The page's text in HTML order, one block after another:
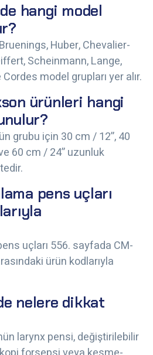
hangi model
Huber, Chevalier-
Scheinmann, Lange,
model grupları yer alır.
ürünleri hangi
grubu için 30 cm / 12”, 40
60 cm / 24” uzunluk
pens uçları
uçları 556. sayfada CM-
ürün kodlarıyla
nelere dikkat
larynx pensi, değiştirilebilir